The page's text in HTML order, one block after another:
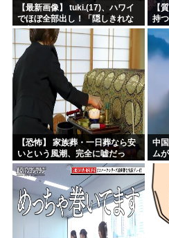
【最新画像】 tuki.(17)、ハワイ
でほぼ全部出し！「隠しきれな
い美貌」とSNSざわつく
【
持
故
【恐怖】 家族葬・一日葬なら安
いという風潮、完全に嘘だっ
た・・・・
中
ム
ろ
ｗ